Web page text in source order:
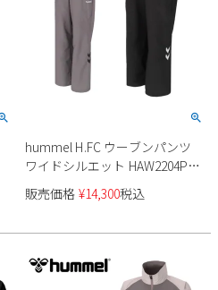
hummel H.FC ウーブンパンツ
ワイドシルエット HAW2204Pメ
ンズ
販売価格 ¥14,300税込